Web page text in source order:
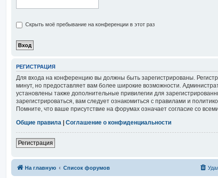
Скрыть моё пребывание на конференции в этот раз
РЕГИСТРАЦИЯ
Для входа на конференцию вы должны быть зарегистрированы.
минут, но предоставляет вам более широкие возможности.
установлены также дополнительные привилегии для
зарегистрироваться, вам следует ознакомиться с правилами и
Помните, что ваше присутствие на форумах означает согласие со
Общие правила
Соглашение о конфиденциальности
Регистрация
На главную Список форумов